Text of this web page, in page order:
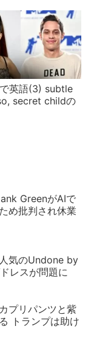
英語(3) subtle
secret childの
GreenがAIで
め批判され休業
気のUndone by
レスが問題に
プリパンツと紫
トランプは助け